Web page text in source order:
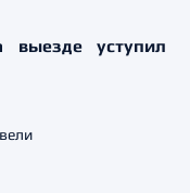
выезде уступил